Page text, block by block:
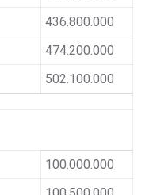
436.800.000
474.200.000
502.100.000
100.000.000